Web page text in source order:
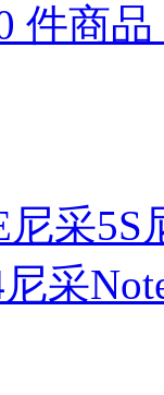
件商
尼采5S
尼采